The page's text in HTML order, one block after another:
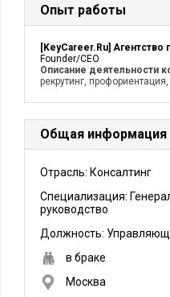
Опыт работы
Founder/CEO
Описание деятельности
рекрутинг, профориентация,
Общая информация
Отрасль: Консалтинг
Специализация:
руководство
Должность:
в браке
Москва